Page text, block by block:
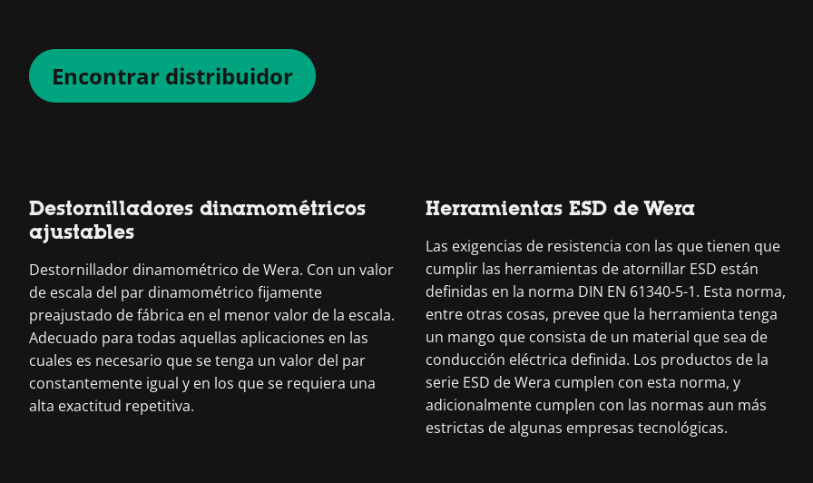
Encontrar distribuidor
Destornilladores dinamométricos
ajustables
Destornillador dinamométrico de Wera. Con un valor
de escala del par dinamométrico fijamente
preajustado de fábrica en el menor valor de la escala.
Adecuado para todas aquellas aplicaciones en las
cuales es necesario que se tenga un valor del par
constantemente igual y en los que se requiera una
alta exactitud repetitiva.
Herramientas ESD de Wera
Las exigencias de resistencia con las que tienen que
cumplir las herramientas de atornillar ESD están
definidas en la norma DIN EN 61340-5-1. Esta norma,
entre otras cosas, prevee que la herramienta tenga
un mango que consista de un material que sea de
conducción eléctrica definida. Los productos de la
serie ESD de Wera cumplen con esta norma, y
adicionalmente cumplen con las normas aun más
estrictas de algunas empresas tecnológicas.